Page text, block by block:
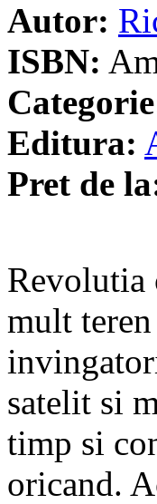
Autor:
ISBN:
Editura:
Pret de
Revolutia
mult
satelit si
timp si
oricand.